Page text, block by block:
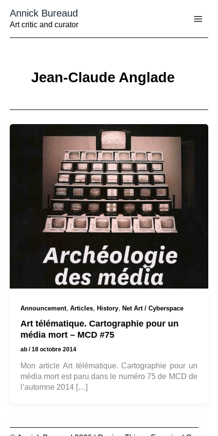
contenu
Annick Bureaud
Art critic and curator
Jean-Claude Anglade
Announcement, Articles, History, Net Art / Cyberspace
Art télématique. Cartographie pour un
média mort – MCD #75
ab /18 octobre 2014
Mon article Art télématique. Cartographie pour un
média mort est paru dans le numéro 75 de MCD de
l’automne 2014 […]